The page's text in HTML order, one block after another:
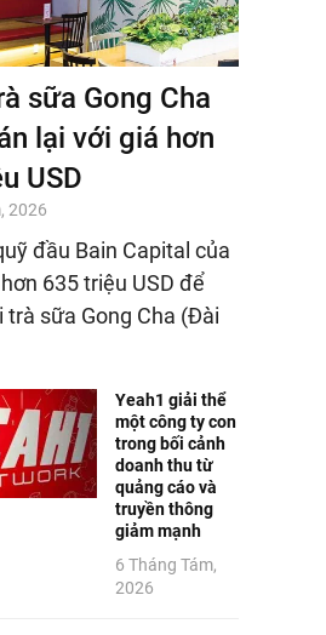
sữa Gong Cha
lại với giá hơn
USD
2026
đầu Bain Capital của
635 triệu USD để
trà sữa Gong Cha (Đài
Yeah1 giải thể
một công ty con
trong bối cảnh
doanh thu từ
quảng cáo và
truyền thông
giảm mạnh
6 Tháng Tám,
2026